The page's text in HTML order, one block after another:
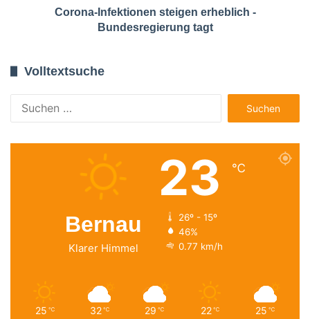
Corona-Infektionen steigen erheblich -
Bundesregierung tagt
Volltextsuche
nach:
Bernau
Klarer Himmel
23 ℃
26º - 15º
46%
0.77 km/h
25 ℃ 32 ℃ 29 ℃ 22 ℃ 25 ℃